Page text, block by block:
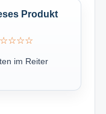
Produkt
im Reiter